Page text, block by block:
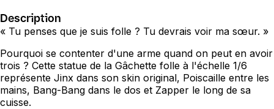
Description
« Tu penses que je suis folle ? Tu devrais voir ma sœur. »
Pourquoi se contenter d'une arme quand on peut en avoir
trois ? Cette statue de la Gâchette folle à l'échelle 1/6
représente Jinx dans son skin original, Poiscaille entre les
mains, Bang-Bang dans le dos et Zapper le long de sa
cuisse.